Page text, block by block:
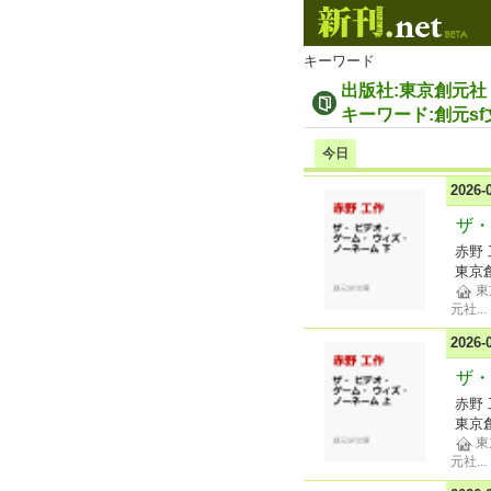
キーワード
出版社:東京創元社
キーワード:創元sf
今日
2026-
ザ
赤野
東京
東
元社...
2026-
ザ
赤野
東京
東
元社...